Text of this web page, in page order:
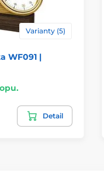
Varianty (5)
WF091 |
Detail